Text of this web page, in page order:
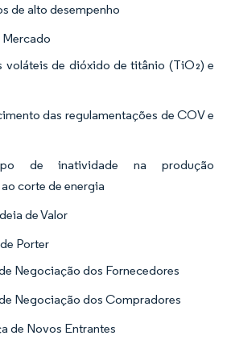
de alto desempenho
Mercado
voláteis de dióxido de titânio (TiO₂) e
das regulamentações de COV e
de inatividade na produção
corte de energia
de Valor
Porter
Negociação dos Fornecedores
Negociação dos Compradores
de Novos Entrantes